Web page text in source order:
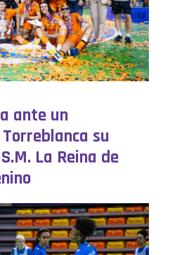
ante un
su
La Reina de